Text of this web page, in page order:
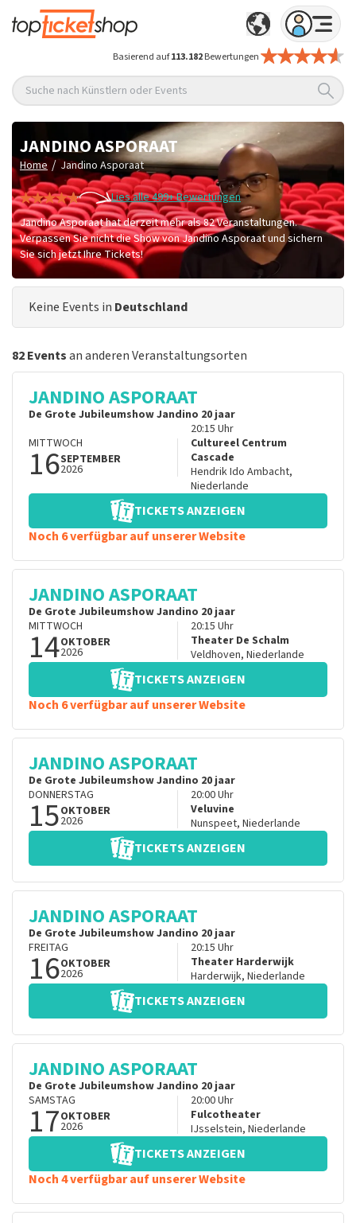
Basierend auf113.182Bewertungen
Suche nach Künstlern oder Events
JANDINO ASPORAAT
Home / Jandino Asporaat
Lies alle 499+ Bewertungen
Jandino Asporaat hat derzeit mehr als 82 Veranstaltungen.
Verpassen Sie nicht die Show von Jandino Asporaat und sichern
Sie sich jetzt Ihre Tickets!
Keine Events in Deutschland
82 Eventsan anderen Veranstaltungsorten
JANDINO ASPORAAT
De Grote Jubileumshow Jandino 20 jaar
MITTWOCH
16SEPTEMBER
2026
20:15 Uhr
Cultureel Centrum
Cascade
Hendrik Ido Ambacht,
Niederlande
TICKETS ANZEIGEN
Noch 6 verfügbar auf unserer Website
JANDINO ASPORAAT
De Grote Jubileumshow Jandino 20 jaar
MITTWOCH
14OKTOBER
2026
20:15 Uhr
Theater De Schalm
Veldhoven, Niederlande
TICKETS ANZEIGEN
Noch 6 verfügbar auf unserer Website
JANDINO ASPORAAT
De Grote Jubileumshow Jandino 20 jaar
DONNERSTAG
15OKTOBER
2026
20:00Uhr
Veluvine
Nunspeet, Niederlande
TICKETS ANZEIGEN
JANDINO ASPORAAT
De Grote Jubileumshow Jandino 20 jaar
FREITAG
16OKTOBER
2026
20:15 Uhr
Theater Harderwijk
Harderwijk, Niederlande
TICKETS ANZEIGEN
JANDINO ASPORAAT
De Grote Jubileumshow Jandino 20 jaar
SAMSTAG
17OKTOBER
2026
20:00Uhr
Fulcotheater
IJsselstein, Niederlande
TICKETS ANZEIGEN
Noch 4 verfügbar auf unserer Website